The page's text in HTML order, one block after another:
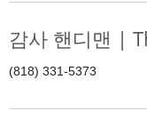
감사 핸디맨 |
(818) 331-5373